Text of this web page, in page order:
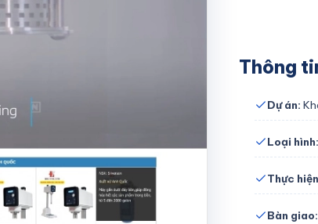
Thông
Dự án:
Loại hình:
Thực
Bàn giao: